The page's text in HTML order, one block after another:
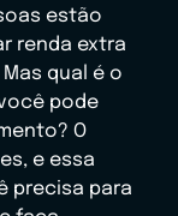
estão
renda extra
qual é o
pode
O
e essa
precisa para